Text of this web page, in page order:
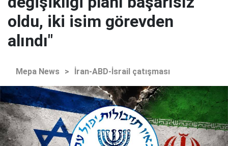
oldu, iki isim görevden
alındı"
Mepa News > İran-ABD-İsrail çatışması